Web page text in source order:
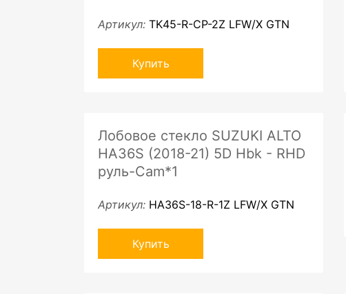
Артикул: TK45-R-CP-2Z LFW/X GTN
Купить
Лобовое стекло SUZUKI ALTO
HA36S (2018-21) 5D Hbk - RHD
руль-Cam*1
Артикул: HA36S-18-R-1Z LFW/X GTN
Купить